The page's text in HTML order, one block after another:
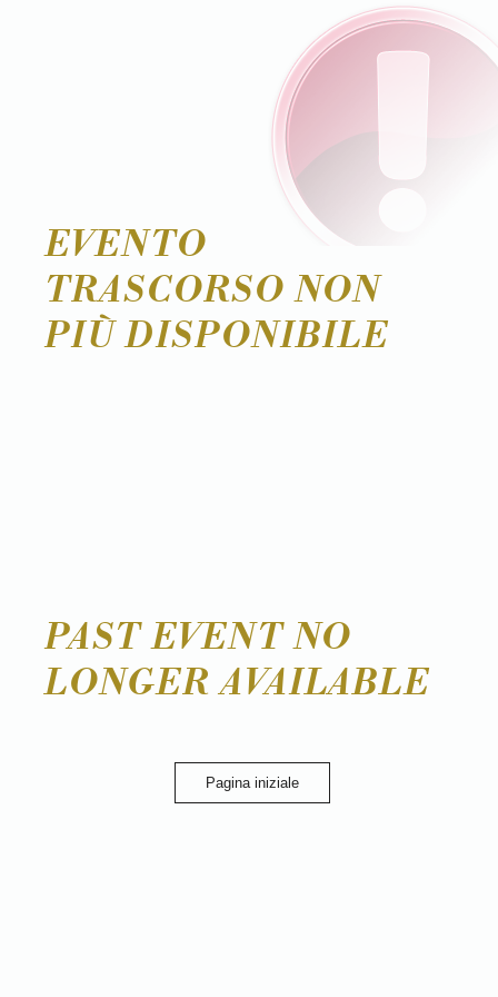
EVENTO
TRASCORSO NON
PIÙ DISPONIBILE
PAST EVENT NO
LONGER AVAILABLE